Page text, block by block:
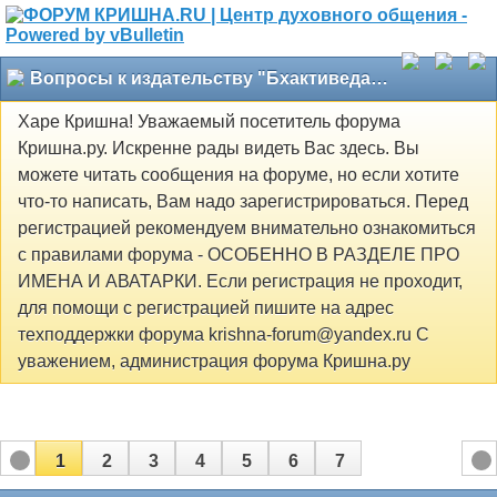
Вопросы к издательству "Бхактиведанта Бук Траст"
Харе Кришна! Уважаемый посетитель форума
Кришна.ру. Искренне рады видеть Вас здесь. Вы
можете читать сообщения на форуме, но если хотите
что-то написать, Вам надо зарегистрироваться. Перед
регистрацией рекомендуем внимательно ознакомиться
с правилами форума - ОСОБЕННО В РАЗДЕЛЕ ПРО
ИМЕНА И АВАТАРКИ. Если регистрация не проходит,
для помощи с регистрацией пишите на адрес
техподдержки форума krishna-forum@yandex.ru С
уважением, администрация форума Кришна.ру
1 2 3 4 5 6 7